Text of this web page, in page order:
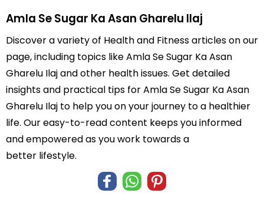
Amla Se Sugar Ka Asan Gharelu Ilaj
Discover a variety of Health and Fitness articles on our
page, including topics like Amla Se Sugar Ka Asan
Gharelu Ilaj and other health issues. Get detailed
insights and practical tips for Amla Se Sugar Ka Asan
Gharelu Ilaj to help you on your journey to a healthier
life. Our easy-to-read content keeps you informed
and empowered as you work towards a
better lifestyle.